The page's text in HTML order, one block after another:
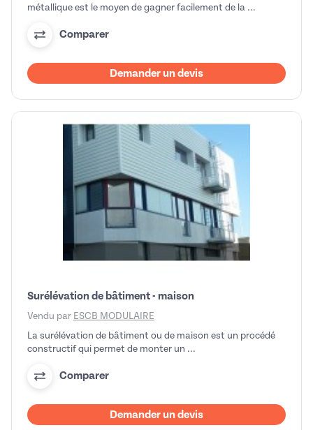
métallique est le moyen de gagner facilement de la ...
Comparer
Demander un devis
Surélévation de bâtiment - maison
Vendu par ESCB MODULAIRE
La surélévation de bâtiment ou de maison est un procédé
constructif qui permet de monter un ...
Comparer
Demander un devis